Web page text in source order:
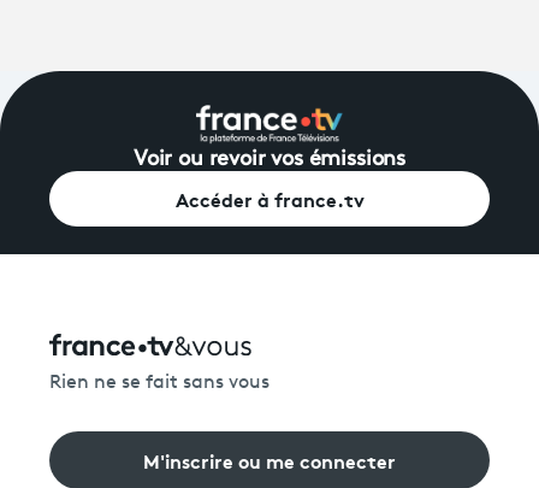
Voir ou revoir vos émissions
Accéder à france.tv
Rien ne se fait sans vous
M'inscrire ou me connecter